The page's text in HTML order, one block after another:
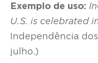
Exemplo de uso:
U.S. is celebrated
Independência
julho.)